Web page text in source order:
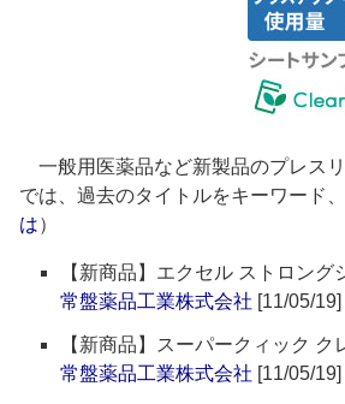
一般用医薬品など新製品のプレス
では、過去のタイトルをキーワード
は）
【新商品】エクセル ストロン
常盤薬品工業株式会社 [11/05/19]
【新商品】スーパークィック
常盤薬品工業株式会社 [11/05/19]